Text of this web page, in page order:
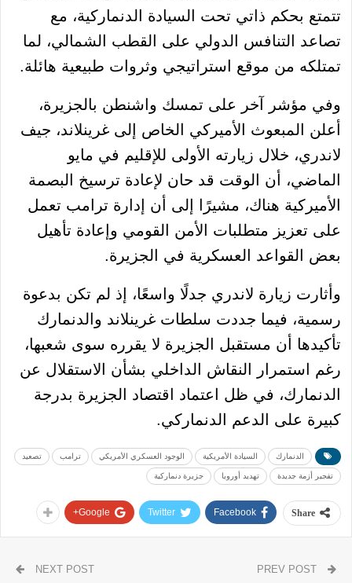
تتمتع بحكم ذاتي تحت السيادة الدنماركية، مع
تصاعد التنافس الدولي على القطب الشمالي، لما
تمتلكه من موقع استراتيجي وثروات طبيعية هائلة.
وفي مؤشر آخر على تمسك واشنطن بالجزيرة،
أعلن المبعوث الأميركي الخاص إلى غرينلاند، جيف
لاندري، خلال زيارته الأولى للإقليم في مايو
الماضي، أن الوقت قد حان لإعادة ترسيخ البصمة
الأميركية هناك، مشيرًا إلى أن إدارة ترامب تعمل
على تعزيز متطلبات الأمن القومي وإعادة تأهيل
بعض القواعد العسكرية في الجزيرة.
وأثارت زيارة لاندري جدلًا واسعًا، إذ لم تكن بدعوة
رسمية، فيما جددت سلطات غرينلاند والدنمارك
تأكيدها أن مستقبل الجزيرة لا يقرره سوى شعبها،
رغم استمرار النقاش الداخلي بشأن الاستقلال عن
الدنمارك، في ظل اعتماد اقتصاد الجزيرة بدرجة
كبيرة على الدعم الدنماركي.
الدنمارك السيادة الأمريكية الوجود العسكري الأمريكي ترامب تصعيد
تفجير أزمة جديدة تهديد أوروبا جزيرة دنماركية
Share
Facebook
Twitter
Google+
NEXT POST